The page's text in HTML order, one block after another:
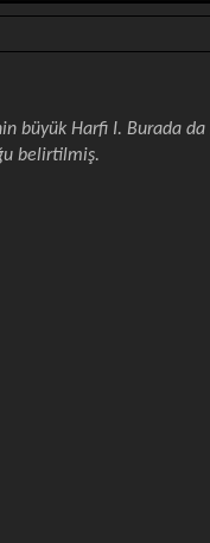
büyük Harfi I. Burada
belirtilmiş.